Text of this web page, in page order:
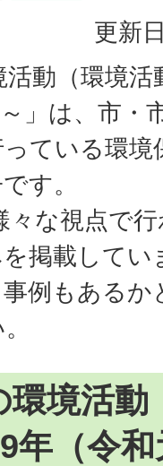
更新
活動（環境
」は、市・
ている環境
す。
々な視点で
掲載してい
例もあるか
環境活
年（令